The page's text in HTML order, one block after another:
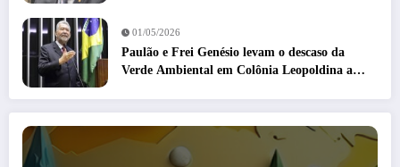
01/05/2026
Paulão e Frei Genésio levam o descaso da
Verde Ambiental em Colônia Leopoldina a